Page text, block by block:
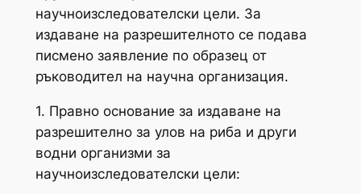
научноизследователски цели. За
издаване на разрешителното се подава
писмено заявление по образец от
ръководител на научна организация.
1. Правно основание за издаване на
разрешително за улов на риба и други
водни организми за
научноизследователски цели: